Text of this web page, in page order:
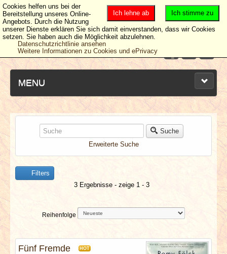
MENU
NEUESTE ARTIKEL
NEWS & DATES
BERICHTE
VERLOSUNGEN
Suche
Erweiterte Suche
Filters
3 Ergebnisse - zeige 1 - 3
Reihenfolge
Fünf Fremde HOT
Ich stimme zu
Ich lehne ab
Cookies helfen uns bei der
Bereitstellung unseres Online-
Angebots. Durch die Nutzung
unserer Dienste erklären Sie sich damit einverstanden, dass wir Cookies
setzen. Sie haben auch die Möglichkeit abzulehnen.
Datenschutzrichtlinie ansehen
Weitere Informationen zu Cookies und ePrivacy